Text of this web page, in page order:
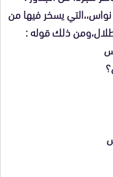
يسخر فيها من
ذلك قوله :